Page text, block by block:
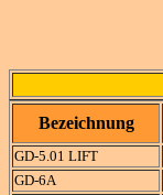
Bezeichnung
GD-5.01 LIFT
GD-6A